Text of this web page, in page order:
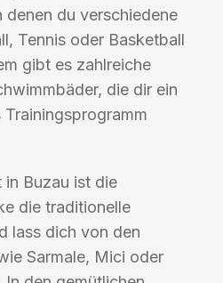
denen du verschiedene
Tennis oder Basketball
gibt es zahlreiche
die dir ein
in Buzau ist die
die traditionelle
lass dich von den
Sarmale, Mici oder